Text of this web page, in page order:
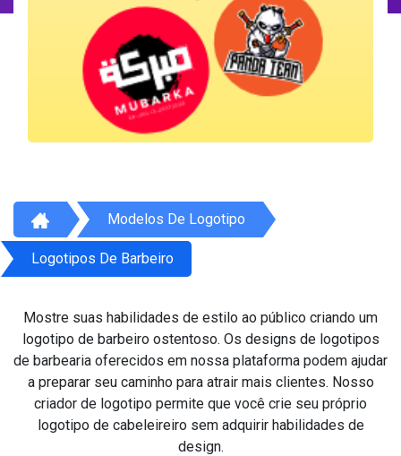
Modelos De Logotipo
Logotipos De Barbeiro
Mostre suas habilidades de estilo ao público criando um
logotipo de barbeiro ostentoso. Os designs de logotipos
de barbearia oferecidos em nossa plataforma podem ajudar
a preparar seu caminho para atrair mais clientes. Nosso
criador de logotipo permite que você crie seu próprio
logotipo de cabeleireiro sem adquirir habilidades de
design.